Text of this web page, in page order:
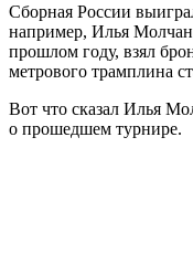
Сборная России
например, Илья
прошлом году, взял
метрового трамплина
Вот что сказал Илья
о прошедшем турнире.